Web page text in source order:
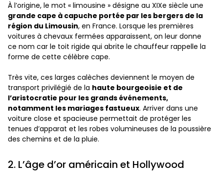
À l’origine, le mot « limousine » désigne au XIXe siècle une
grande cape à capuche portée par les bergers de la
région du Limousin, en France. Lorsque les premières
voitures à chevaux fermées apparaissent, on leur donne
ce nom car le toit rigide qui abrite le chauffeur rappelle la
forme de cette célèbre cape.
Très vite, ces larges calèches deviennent le moyen de
transport privilégié de la haute bourgeoisie et de
l’aristocratie pour les grands événements,
notamment les mariages fastueux. Arriver dans une
voiture close et spacieuse permettait de protéger les
tenues d’apparat et les robes volumineuses de la poussière
des chemins et de la pluie.
2. L’âge d’or américain et Hollywood